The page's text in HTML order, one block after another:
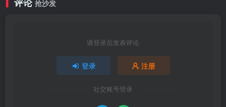
抢沙发
请登录后发表评论
登录 注册
社交账号登录